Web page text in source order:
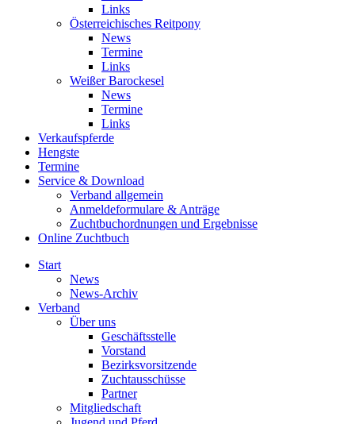
Links
Österreichisches Reitpony
News
Termine
Links
Weißer Barockesel
News
Termine
Links
Verkaufspferde
Hengste
Termine
Service & Download
Verband allgemein
Anmeldeformulare & Anträge
Zuchtbuchordnungen und Ergebnisse
Online Zuchtbuch
Start
News
News-Archiv
Verband
Über uns
Geschäftsstelle
Vorstand
Bezirksvorsitzende
Zuchtausschüsse
Partner
Mitgliedschaft